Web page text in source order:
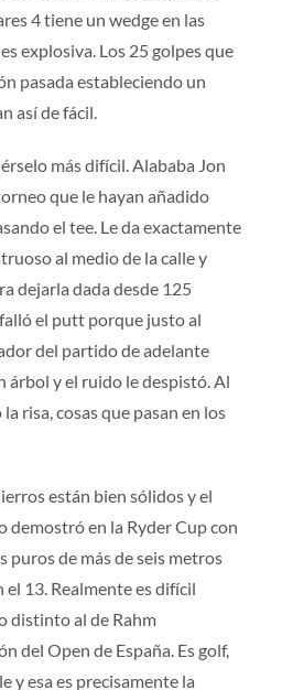
4 tiene un wedge en las
explosiva. Los 25 golpes que
pasada estableciendo un
así de fácil.
más difícil. Alababa Jon
que le hayan añadido
el tee. Le da exactamente
al medio de la calle y
dejarla dada desde 125
el putt porque justo al
del partido de adelante
árbol y el ruido le despistó. Al
risa, cosas que pasan en los
están bien sólidos y el
demostró en la Ryder Cup con
puros de más de seis metros
el 13. Realmente es difícil
distinto al de Rahm
del Open de España. Es golf,
y esa es precisamente la